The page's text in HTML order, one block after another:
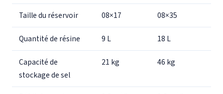
Taille du réservoir 08×17 08×35
Quantité de résine 9 L 18 L
Capacité de
stockage de sel
21 kg 46 kg